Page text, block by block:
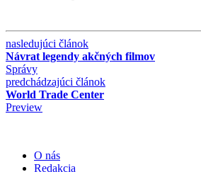
nasledujúci článok
Návrat legendy akčných filmov
Správy
predchádzajúci článok
World Trade Center
Preview
O nás
Redakcia